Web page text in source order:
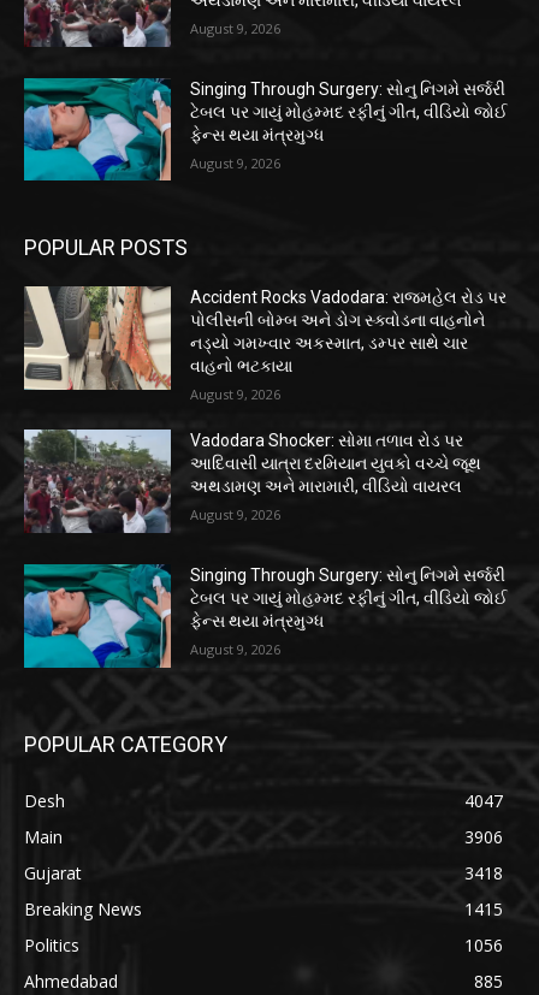
August 9, 2026
Singing Through Surgery: સોનુ નિગમે સર્જરી
ટેબલ પર ગાયું મોહમ્મદ રફીનું ગીત, વીડિયો જોઈ
ફેન્સ થયા મંત્રમુગ્ધ
August 9, 2026
POPULAR POSTS
Accident Rocks Vadodara: રાજમહેલ રોડ પર
પોલીસની બોમ્બ અને ડોગ સ્ક્વોડના વાહનોને
નડ્યો ગમખ્વાર અકસ્માત, ડમ્પર સાથે ચાર
વાહનો ભટકાયા
August 9, 2026
Vadodara Shocker: સોમા તળાવ રોડ પર
આદિવાસી યાત્રા દરમિયાન યુવકો વચ્ચે જૂથ
અથડામણ અને મારામારી, વીડિયો વાયરલ
August 9, 2026
Singing Through Surgery: સોનુ નિગમે સર્જરી
ટેબલ પર ગાયું મોહમ્મદ રફીનું ગીત, વીડિયો જોઈ
ફેન્સ થયા મંત્રમુગ્ધ
August 9, 2026
POPULAR CATEGORY
Desh
4047
Main
3906
Gujarat
3418
Breaking News
1415
Politics
1056
Ahmedabad
885